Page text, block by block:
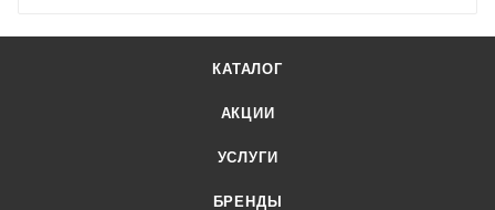
КАТАЛОГ
АКЦИИ
УСЛУГИ
БРЕНДЫ